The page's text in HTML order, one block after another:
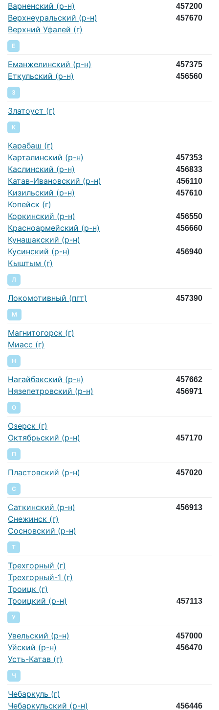
Варненский (р-н) 457200
Верхнеуральский (р-н) 457670
Верхний Уфалей (г)
Е
Еманжелинский (р-н) 457375
Еткульский (р-н) 456560
З
Златоуст (г)
К
Карабаш (г)
Карталинский (р-н)
457353
Каслинский (р-н) 456833
Катав-Ивановский (р-н) 456110
Кизильский (р-н) 457610
Копейск (г)
Коркинский (р-н)
456550
Красноармейский (р-н) 456660
Кунашакский (р-н)
Кусинский (р-н)
456940
Кыштым (г)
Л
Локомотивный (пгт) 457390
М
Магнитогорск (г)
Миасс (г)
Н
Нагайбакский (р-н) 457662
Нязепетровский (р-н) 456971
О
Озерск (г)
Октябрьский (р-н)
457170
П
Пластовский (р-н) 457020
С
Саткинский (р-н) 456913
Снежинск (г)
Сосновский (р-н)
Т
Трехгорный (г)
Трехгорный-1 (г)
Троицк (г)
Троицкий (р-н)
457113
У
Увельский (р-н) 457000
Уйский (р-н) 456470
Усть-Катав (г)
Ч
Чебаркуль (г)
Чебаркульский (р-н)
456446